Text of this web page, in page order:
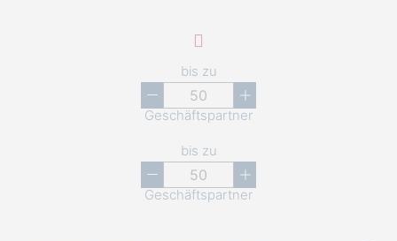
bis zu
Geschäftspartner
bis zu
Geschäftspartner